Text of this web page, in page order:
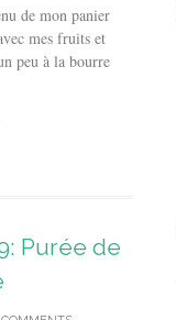
de mon panier
mes fruits et
peu à la bourre
Purée de